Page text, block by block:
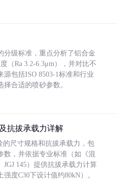
分级标准，重点分析了铝合金
（Ra 3.2-6.3μm），并对比不
源包括ISO 8503-1标准和行业
合适的喷砂参数。
抗拔承载力详解
的尺寸规格和抗拔承载力，包
数，并依据专业标准（如《混
145）提供抗拔承载力计算
度C30下设计值约80kN）。